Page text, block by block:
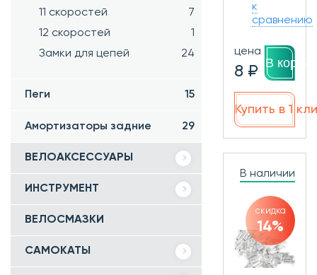
11 скоростей
7
12 скоростей
1
Замки для цепей
24
Пеги 15
Амортизаторы задние 29
ВЕЛОАКСЕССУАРЫ
ИНСТРУМЕНТ
ВЕЛОСМАЗКИ
САМОКАТЫ
к
сравнению
цена
8 ₽ В
Купить в 1
В наличии
скидка
14%